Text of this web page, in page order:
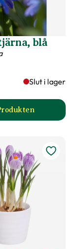
blå
Slut i lager
till Rysk